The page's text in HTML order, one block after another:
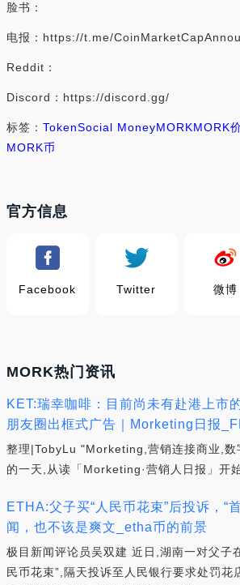
脸书：
电报：https://t.me/
Reddit：
Discord：https://discord.gg/
标签： TokenSocial MoneyMORKMORK
MORK币
官方信息
Facebook Twitter 微博
MORK热门资讯
KET:瑞幸咖啡：目前尚未有赴港上市
朋友圈出框式广告｜Morketing日报
整理|TobyLu "Morketing,营销连接商业,数
的一天,从读「Morketing·营销人日报」开
ETHA:父子买“人民币花束”后投诉，“
闻，也不该是爽文_etha币的前景
极目新闻评论员吴双建 近日,湖南一对父子
民币花束”,隔天投诉至人民银行要求处罚花